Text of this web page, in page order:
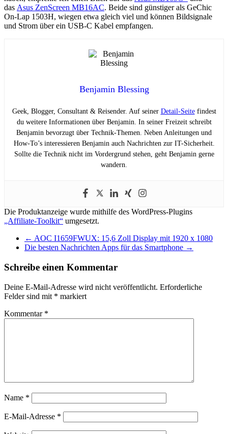
das Asus ZenScreen MB16AC. Beide sind günstiger als GeChic
On-Lap 1503H, wiegen etwa gleich viel und können Bildsignale
und Strom über ein USB-C Kabel empfangen.
Benjamin Blessing
Geek, Blogger, Consultant & Reisender. Auf seiner Detail-Seitefindest
du weitere Informationen über Benjamin. In seiner Freizeit schreibt
Benjamin bevorzugt über Technik-Themen. Neben Anleitungen und
How-To’s interessieren Benjamin auch Nachrichten zur IT-Sicherheit.
Sollte die Technik nicht im Vordergrund stehen, geht Benjamin gerne
wandern.
Die Produktanzeige wurde mithilfe des WordPress-Plugins
„Affiliate-Toolkit“ umgesetzt.
← AOC I1659FWUX: 15,6 Zoll Display mit 1920 x 1080
Die besten Nachrichten Apps für das Smartphone →
Schreibe einen Kommentar
Deine E-Mail-Adresse wird nicht veröffentlicht. Erforderliche
Felder sind mit * markiert
Kommentar *
Name *
E-Mail-Adresse *